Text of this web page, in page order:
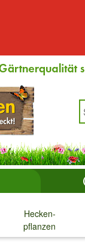
Hecken-
pflanzen
↓
↓